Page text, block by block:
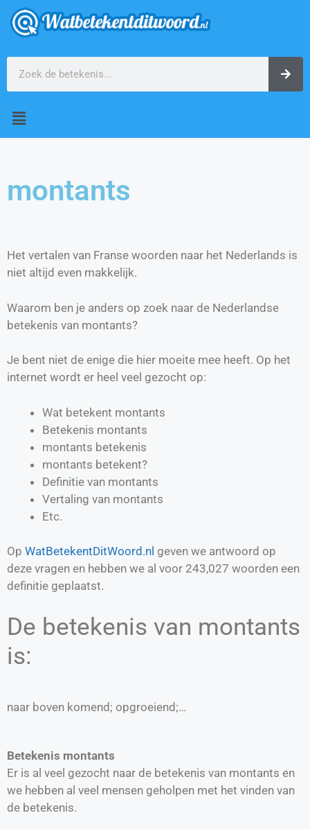
montants
Het vertalen van Franse woorden naar het Nederlands is
niet altijd even makkelijk.
Waarom ben je anders op zoek naar de Nederlandse
betekenis van montants?
Je bent niet de enige die hier moeite mee heeft. Op het
internet wordt er heel veel gezocht op:
Wat betekent montants
Betekenis montants
montants betekenis
montants betekent?
Definitie van montants
Vertaling van montants
Etc.
Op WatBetekentDitWoord.nl geven we antwoord op
deze vragen en hebben we al voor 243,027 woorden een
definitie geplaatst.
De betekenis van montants
is:
naar boven komend; opgroeiend;…
Betekenis montants
Er is al veel gezocht naar de betekenis van montants en
we hebben al veel mensen geholpen met het vinden van
de betekenis.